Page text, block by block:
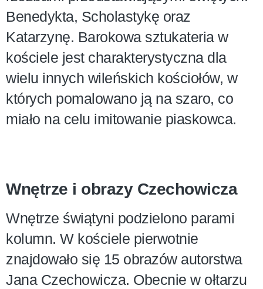
Benedykta, Scholastykę oraz
Katarzynę. Barokowa sztukateria w
kościele jest charakterystyczna dla
wielu innych wileńskich kościołów, w
których pomalowano ją na szaro, co
miało na celu imitowanie piaskowca.
Wnętrze i obrazy Czechowicza
Wnętrze świątyni podzielono parami
kolumn. W kościele pierwotnie
znajdowało się 15 obrazów autorstwa
Jana Czechowicza. Obecnie w ołtarzu